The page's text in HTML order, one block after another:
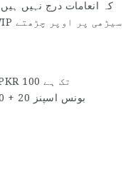
کہ انعامات درج نہیں
اسپنز کی حد PKR 100 تک ہے
100%/PKR 50 + 20 بونس اسپنز